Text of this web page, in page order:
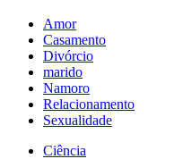
Amor
Casamento
Divórcio
marido
Namoro
Relacionamento
Sexualidade
Ciência